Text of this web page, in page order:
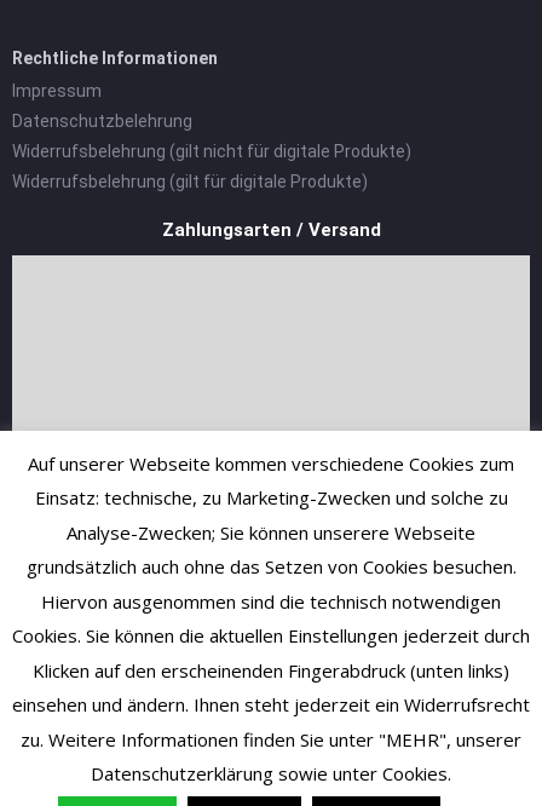
Rechtliche Informationen
Impressum
Datenschutzbelehrung
Widerrufsbelehrung (gilt nicht für digitale Produkte)
Widerrufsbelehrung (gilt für digitale Produkte)
Zahlungsarten / Versand
Auf unserer Webseite kommen verschiedene Cookies zum
Einsatz: technische, zu Marketing-Zwecken und solche zu
Analyse-Zwecken; Sie können unserere Webseite
grundsätzlich auch ohne das Setzen von Cookies besuchen.
Hiervon ausgenommen sind die technisch notwendigen
Cookies. Sie können die aktuellen Einstellungen jederzeit durch
Klicken auf den erscheinenden Fingerabdruck (unten links)
einsehen und ändern. Ihnen steht jederzeit ein Widerrufsrecht
zu. Weitere Informationen finden Sie unter "MEHR", unserer
Datenschutzerklärung sowie unter Cookies.